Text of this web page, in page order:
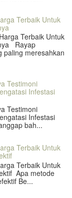
Terbaik Untuk
Terbaik Untuk
Rayap
paling meresahkan
Testimoni
Infestasi
Testimoni
Infestasi
bah...
Terbaik Untuk
Terbaik Untuk
Apa metode
Be...